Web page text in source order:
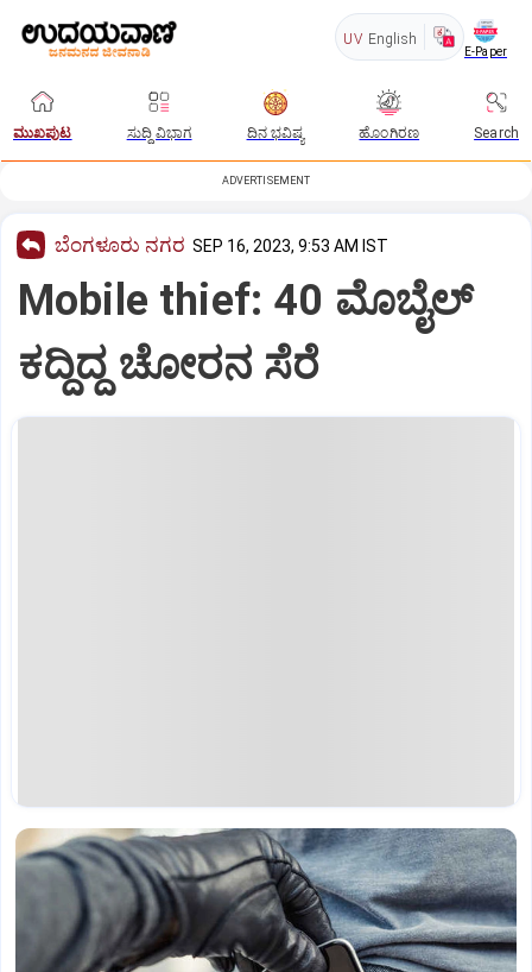
UV English
E-Paper
ಮುಖಪುಟ ಸುದ್ದಿ ವಿಭಾಗ ದಿನ ಭವಿಷ್ಯ ಹೊಂಗಿರಣ Search
ADVERTISEMENT
ಬೆಂಗಳೂರು ನಗರ SEP 16, 2023, 9:53 AM IST
Mobile thief: 40 ಮೊಬೈಲ್‌
ಕದ್ದಿದ್ದ ಚೋರನ ಸೆರೆ